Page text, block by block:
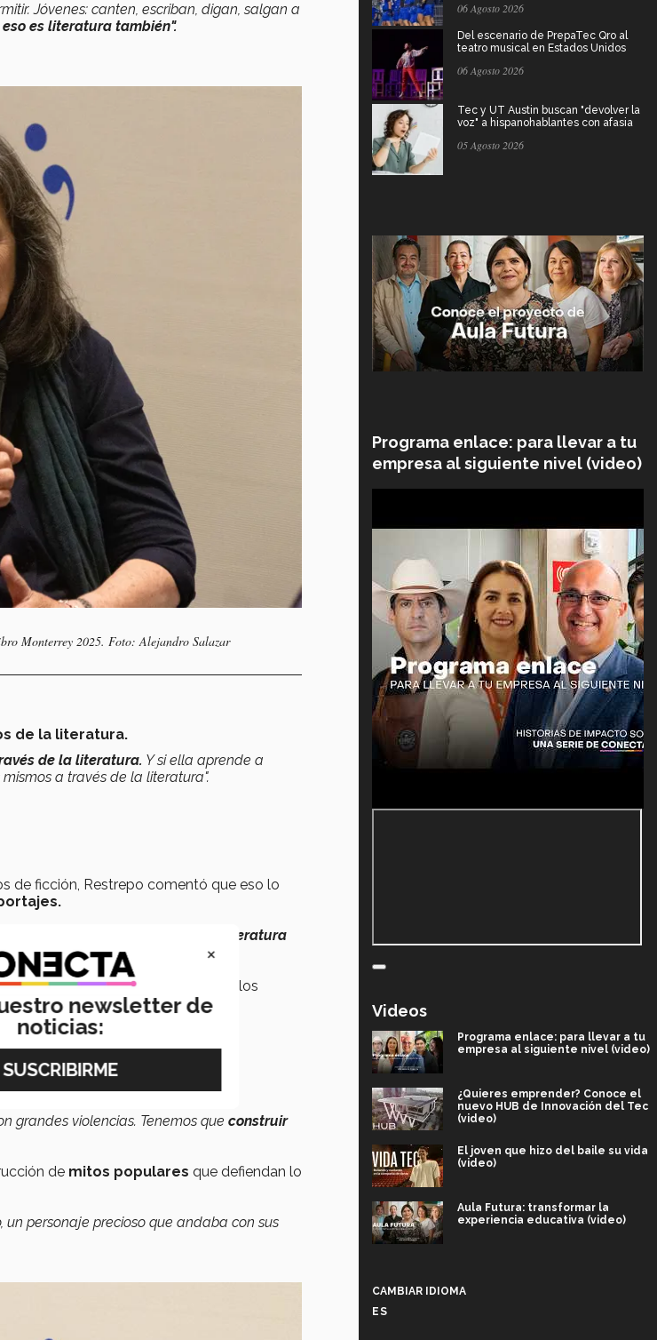
Jóvenes: canten, escriban, digan, salgan a
es literatura también".
Monterrey 2025. Foto: Alejandro Salazar
de la literatura.
de la literatura. Y si ella aprende a
a través de la literatura".
de ficción, Restrepo comentó que eso lo
reportajes directos. (Ahora),
la literatura
preguntando a la gente los
en las cocinas, en las
el reportaje”.
a la magia, a lo mitológico.
grandes violencias. Tenemos que construir
de mitos populares que defiendan lo
un personaje precioso que andaba con sus
06 Agosto 2026
Del escenario de PrepaTec Qro al
teatro musical en Estados Unidos
06 Agosto 2026
Tec y UT Austin buscan "devolver la
voz" a hispanohablantes con afasia
05 Agosto 2026
Programa enlace: para llevar a tu
empresa al siguiente nivel (video)
Videos
Programa enlace: para llevar a tu
empresa al siguiente nivel (video)
¿Quieres emprender? Conoce el
nuevo HUB de Innovación del Tec
(video)
El joven que hizo del baile su vida
(video)
Aula Futura: transformar la
experiencia educativa (video)
CAMBIAR IDIOMA
ES
×
newsletter de
noticias: